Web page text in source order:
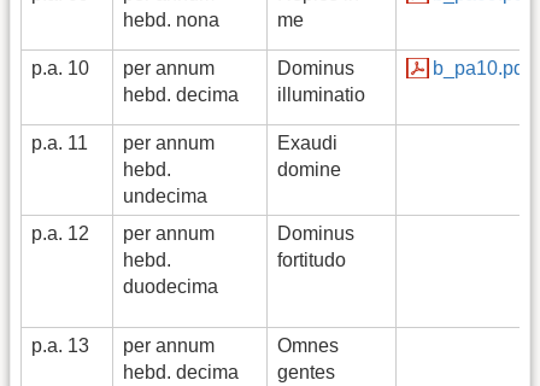
hebd. nona
me
p.a. 10
per annum
hebd. decima
Dominus
illuminatio
b_pa10.pdf
p.a. 11
per annum
hebd.
undecima
Exaudi
domine
p.a. 12
per annum
hebd.
duodecima
Dominus
fortitudo
p.a. 13
per annum
hebd. decima
Omnes
gentes